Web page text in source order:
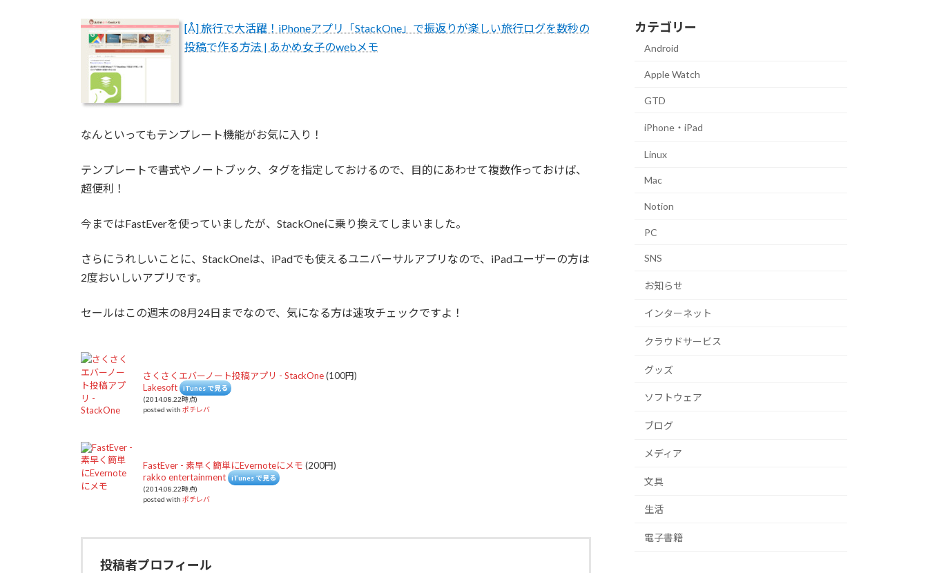
[Å] 旅行で大活躍！iPhoneアプリ「StackOne」で振返りが楽しい旅行ログを数秒の
投稿で作る方法 | あかめ女子のwebメモ
なんといってもテンプレート機能がお気に入り！
テンプレートで書式やノートブック、タグを指定しておけるので、目的にあわせて複数作っておけば、
超便利！
今まではFastEverを使っていましたが、StackOneに乗り換えてしまいました。
さらにうれしいことに、StackOneは、iPadでも使えるユニバーサルアプリなので、iPadユーザーの方は
2度おいしいアプリです。
セールはこの週末の8月24日までなので、気になる方は速攻チェックですよ！
さくさくエバーノート投稿アプリ - StackOne(100円)
Lakesoft
iTunes で見る
(2014.08.22時点)
posted with ポチレバ
FastEver - 素早く簡単にEvernoteにメモ (200円)
rakko entertainment
iTunes で見る
(2014.08.22時点)
posted with ポチレバ
投稿者プロフィール
カテゴリー
Android
Apple Watch
GTD
iPhone・iPad
Linux
Mac
Notion
PC
SNS
お知らせ
インターネット
クラウドサービス
グッズ
ソフトウェア
ブログ
メディア
文具
生活
電子書籍